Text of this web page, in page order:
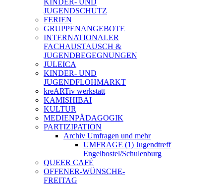
KINDER- UND
JUGENDSCHUTZ
FERIEN
GRUPPENANGEBOTE
INTERNATIONALER
FACHAUSTAUSCH &
JUGENDBEGEGNUNGEN
JULEICA
KINDER- UND
JUGENDFLOHMARKT
kreARTiv werkstatt
KAMISHIBAI
KULTUR
MEDIENPÄDAGOGIK
PARTIZIPATION
Archiv Umfragen und mehr
UMFRAGE (1) Jugendtreff
Engelbostel/Schulenburg
QUEER CAFÉ
OFFENER-WÜNSCHE-
FREITAG